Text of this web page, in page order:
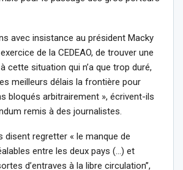
avec insistance au président Macky
de la CEDEAO, de trouver une
cette situation qui n’a que trop duré,
meilleurs délais la frontière pour
bloqués arbitrairement », écrivent-ils
remis à des journalistes.
disent regretter « le manque de
entre les deux pays (…) et
d’entraves à la libre circulation’’,